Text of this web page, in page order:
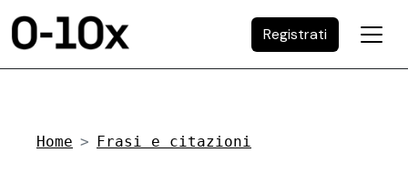
Registrati
Home Frasi e citazioni